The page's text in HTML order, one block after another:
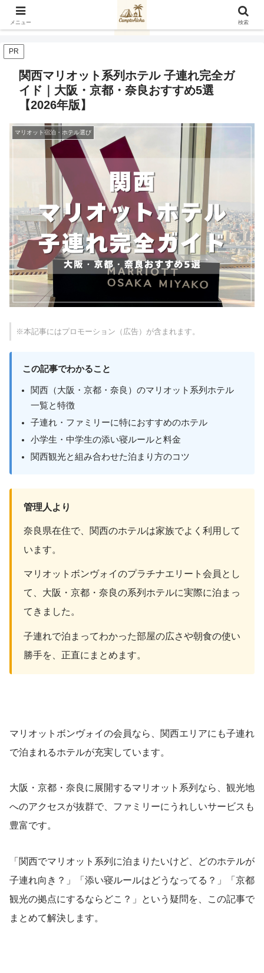
PR
関西マリオット系列ホテル 子連れ完全ガ
イド｜大阪・京都・奈良おすすめ5選
【2026年版】
マリオット宿泊・ホテル選び
※本記事にはプロモーション（広告）が含まれます。
この記事でわかること
関西（大阪・京都・奈良）のマリオット系列ホテル
一覧と特徴
子連れ・ファミリーに特におすすめのホテル
小学生・中学生の添い寝ルールと料金
関西観光と組み合わせた泊まり方のコツ
管理人より
奈良県在住で、関西のホテルは家族でよく利用して
います。
マリオットボンヴォイのプラチナエリート会員とし
て、大阪・京都・奈良の系列ホテルに実際に泊まっ
てきました。
子連れで泊まってわかった部屋の広さや朝食の使い
勝手を、正直にまとめます。
マリオットボンヴォイの会員なら、関西エリアにも子連れ
で泊まれるホテルが充実しています。
大阪・京都・奈良に展開するマリオット系列なら、観光地
へのアクセスが抜群で、ファミリーにうれしいサービスも
豊富です。
「関西でマリオット系列に泊まりたいけど、どのホテルが
子連れ向き？」「添い寝ルールはどうなってる？」「京都
観光の拠点にするならどこ？」という疑問を、この記事で
まとめて解決します。
メニュー 検索